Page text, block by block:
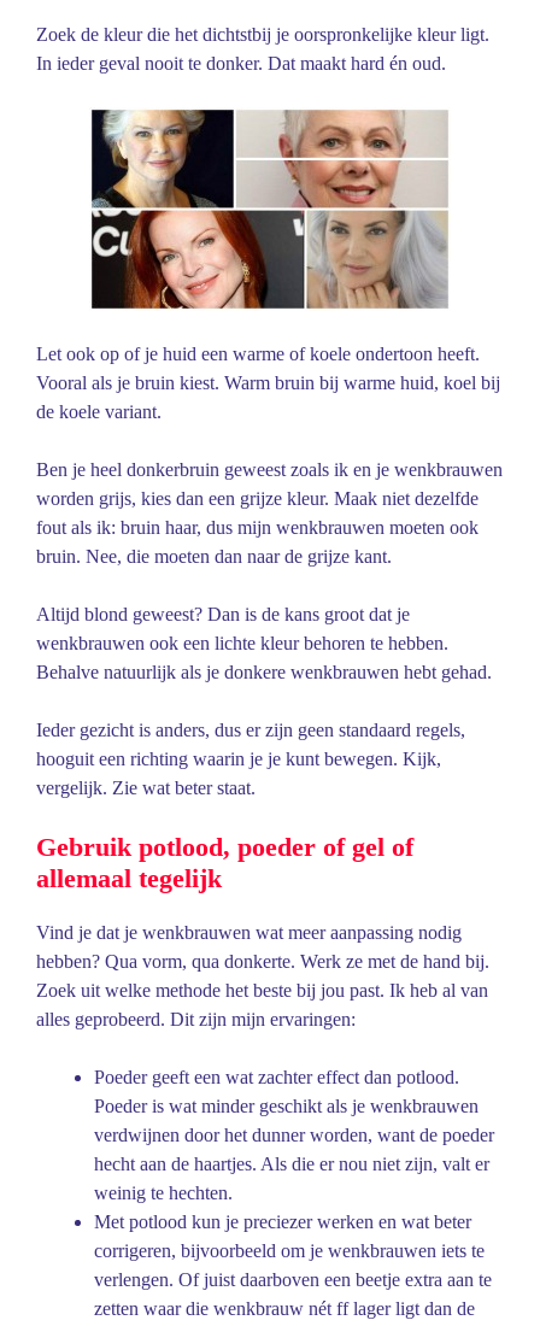
Zoek de kleur die het dichtstbij je oorspronkelijke kleur ligt.
In ieder geval nooit te donker. Dat maakt hard én oud.
Let ook op of je huid een warme of koele ondertoon heeft.
Vooral als je bruin kiest. Warm bruin bij warme huid, koel bij
de koele variant.
Ben je heel donkerbruin geweest zoals ik en je wenkbrauwen
worden grijs, kies dan een grijze kleur. Maak niet dezelfde
fout als ik: bruin haar, dus mijn wenkbrauwen moeten ook
bruin. Nee, die moeten dan naar de grijze kant.
Altijd blond geweest? Dan is de kans groot dat je
wenkbrauwen ook een lichte kleur behoren te hebben.
Behalve natuurlijk als je donkere wenkbrauwen hebt gehad.
Ieder gezicht is anders, dus er zijn geen standaard regels,
hooguit een richting waarin je je kunt bewegen. Kijk,
vergelijk. Zie wat beter staat.
Gebruik potlood, poeder of gel of
allemaal tegelijk
Vind je dat je wenkbrauwen wat meer aanpassing nodig
hebben? Qua vorm, qua donkerte. Werk ze met de hand bij.
Zoek uit welke methode het beste bij jou past. Ik heb al van
alles geprobeerd. Dit zijn mijn ervaringen:
Poeder geeft een wat zachter effect dan potlood.
Poeder is wat minder geschikt als je wenkbrauwen
verdwijnen door het dunner worden, want de poeder
hecht aan de haartjes. Als die er nou niet zijn, valt er
weinig te hechten.
Met potlood kun je preciezer werken en wat beter
corrigeren, bijvoorbeeld om je wenkbrauwen iets te
verlengen. Of juist daarboven een beetje extra aan te
zetten waar die wenkbrauw nét ff lager ligt dan de